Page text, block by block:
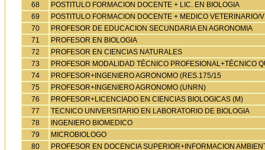
68
POSTITULO FORMACION DOCENTE + LIC. EN BIOLOGIA
69
POSTITULO FORMACION DOCENTE + MEDICO VETERINARIO/
70
PROFESOR DE EDUCACION SECUNDARIA EN AGRONOMIA
71
PROFESOR EN BIOLOGIA
72
PROFESOR EN CIENCIAS NATURALES
73
PROFESOR MODALIDAD TÉCNICO PROFESIONAL+TÉCNICO
74
PROFESOR+INGENIERO AGRONOMO (RES.175/15
75
PROFESOR+INGENIERO AGRONOMO (UNRN)
76
PROFESOR+LICENCIADO EN CIENCIAS BIOLOGICAS (M)
77
TECNICO UNIVERSITARIO EN LABORATORIO DE BIOLOGIA
78
INGENIERO BIOMEDICO
79
MICROBIOLOGO
80
PROFESOR EN DOCENCIA SUPERIOR+INFORMACION